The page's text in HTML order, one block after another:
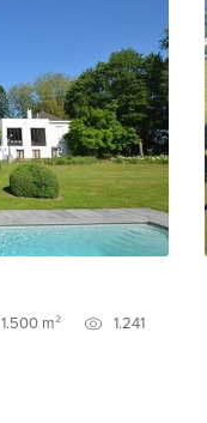
1.500 m² 1.241